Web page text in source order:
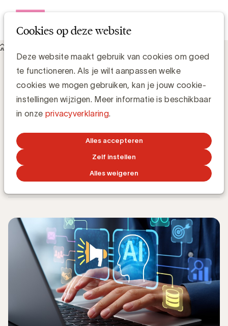
Cookies op deze website
Deze website maakt gebruik van cookies om goed
te functioneren. Als je wilt aanpassen welke
cookies we mogen gebruiken, kan je jouw cookie-
instellingen wijzigen. Meer informatie is beschikbaar
in onze privacyverklaring.
Alles accepteren
Zelf instellen
Alles weigeren
Pas AI-transparantie toe in je marketingcommunicatie: een
praktische gids voor brand leaders
Pas AI-transparantie toe in je
marketingcommunicatie: een praktische
gids voor brand leaders
Grégory Marchandise, UBA
Domain lead Data & Technology and Content